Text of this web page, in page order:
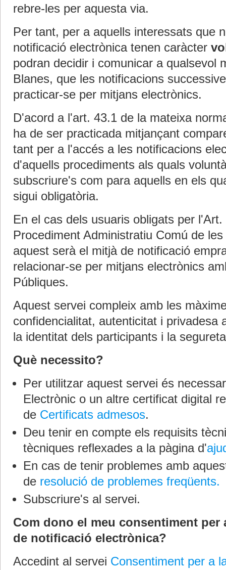
rebre-les per aquesta via.
Per tant, per a aquells interessats que
notificació electrònica tenen caràcter
podran decidir i comunicar a qualsevol
Blanes, que les notificacions
practicar-se per mitjans electrònics.
D'acord a l'art. 43.1 de la mateixa
ha de ser practicada mitjançant
tant per a l'accés a les notificacions
d'aquells procediments als quals
subscriure's com para aquells en els
sigui obligatòria.
En el cas dels usuaris obligats per
Procediment Administratiu Comú de
aquest serà el mitjà de notificació
relacionar-se per mitjans electrònics
Públiques.
Aquest servei compleix amb les
confidencialitat, autenticitat i privadesa
la identitat dels participants i la
Què necessito?
Per utilitzar aquest servei és
Electrònic o un altre certificat digital
de Certificats admesos.
Deu tenir en compte els requisits
tècniques reflexades a la pàgina d'
En cas de tenir problemes amb
de resolució de problemes freqüents.
Subscriure's al servei.
Com dono el meu consentiment
de notificació electrònica?
Accedint al servei Consentiment per a